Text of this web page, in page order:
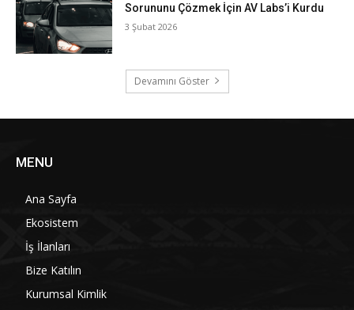
Sorununu Çözmek İçin AV Labs’i Kurdu
3 Şubat 2026
Devamını Göster
MENU
Ana Sayfa
Ekosistem
İş İlanları
Bize Katılın
Kurumsal Kimlik